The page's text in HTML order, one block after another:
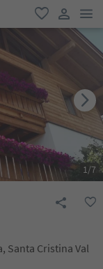
favoriti
user link
1/7
Santa Cristina Val